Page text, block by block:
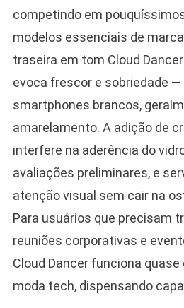
competindo em
modelos essenciais de
traseira em tom Cloud
evoca frescor e sobriedade —
smartphones brancos,
amarelamento. A adição de
interfere na aderência do
avaliações preliminares, e
atenção visual sem cair na
Para usuários que precisam
reuniões corporativas e
Cloud Dancer funciona
moda tech, dispensando